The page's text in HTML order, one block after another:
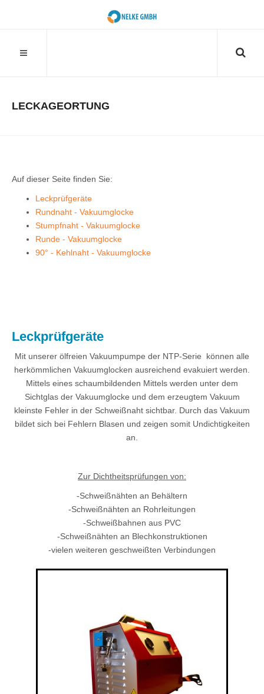
LECKAGEORTUNG
Auf dieser Seite finden Sie:
Leckprüfgeräte
Rundnaht - Vakuumglocke
Stumpfnaht - Vakuumglocke
Runde - Vakuumglocke
90° - Kehlnaht - Vakuumglocke
Leckprüfgeräte
Mit unserer ölfreien Vakuumpumpe der NTP-Serie können alle
herkömmlichen Vakuumglocken ausreichend evakuiert werden.
Mittels eines schaumbildenden Mittels werden unter dem
Sichtglas der Vakuumglocke und dem erzeugtem Vakuum
kleinste Fehler in der Schweißnaht sichtbar. Durch das Vakuum
bildet sich bei Fehlern Blasen und zeigen somit Undichtigkeiten
an.
Zur Dichtheitsprüfungen von:
-Schweißnähten an Behältern
-Schweißnähten an Rohrleitungen
-Schweißbahnen aus PVC
-Schweißnähten an Blechkonstruktionen
-vielen weiteren geschweißten Verbindungen